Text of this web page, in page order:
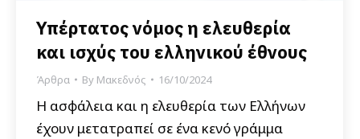
Υπέρτατος νόμος η ελευθερία
και ισχύς του ελληνικού έθνους
Άρθρα By Μακεδνός 16/10/2024
Η ασφάλεια και η ελευθερία των Ελλήνων
έχουν μετατραπεί σε ένα κενό γράμμα